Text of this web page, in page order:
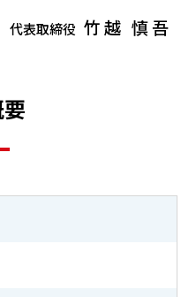
代表取締役 竹 越 慎 吾